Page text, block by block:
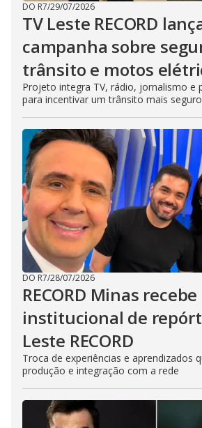
DO R7/29/07/2026
TV Leste RECORD
campanha sobre
trânsito e motos
Projeto integra TV, rádio, jornalismo e
para incentivar um trânsito mais
DO R7/28/07/2026
RECORD Minas
institucional de
Leste RECORD
Troca de experiências e aprendizados
produção e integração com a rede